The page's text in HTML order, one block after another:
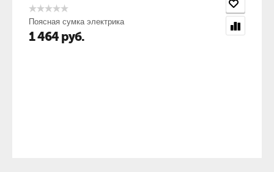
Поясная сумка электрика
1 464 руб.